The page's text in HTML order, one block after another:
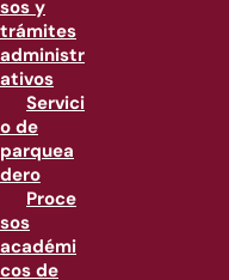
sos y
trámites
administr
ativos
Servici
o de
parquea
dero
Proce
sos
académi
cos de